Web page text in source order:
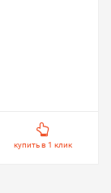
купить в 1 клик